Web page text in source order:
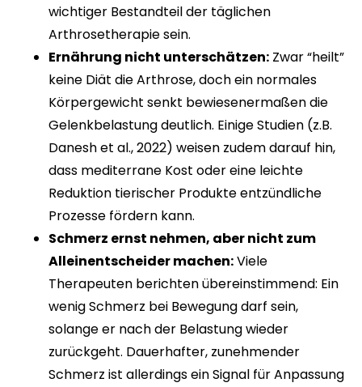
wichtiger Bestandteil der täglichen
Arthrosetherapie sein.
Ernährung nicht unterschätzen: Zwar “heilt”
keine Diät die Arthrose, doch ein normales
Körpergewicht senkt bewiesenermaßen die
Gelenkbelastung deutlich. Einige Studien (z.B.
Danesh et al., 2022) weisen zudem darauf hin,
dass mediterrane Kost oder eine leichte
Reduktion tierischer Produkte entzündliche
Prozesse fördern kann.
Schmerz ernst nehmen, aber nicht zum
Alleinentscheider machen:Viele
Therapeuten berichten übereinstimmend: Ein
wenig Schmerz bei Bewegung darf sein,
solange er nach der Belastung wieder
zurückgeht. Dauerhafter, zunehmender
Schmerz ist allerdings ein Signal für Anpassung